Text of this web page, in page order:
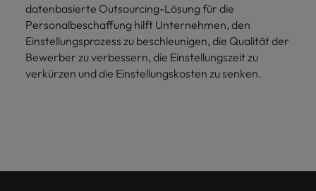
datenbasierte Outsourcing-Lösung für die
Personalbeschaffung hilft Unternehmen, den
Einstellungsprozess zu beschleunigen, die Qualität der
Bewerber zu verbessern, die Einstellungszeit zu
verkürzen und die Einstellungskosten zu senken.